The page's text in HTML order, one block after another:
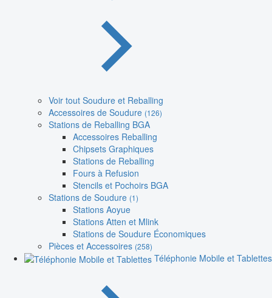
Voir tout Soudure et Reballing
Accessoires de Soudure (126)
Stations de Reballing BGA
Accessoires Reballing
Chipsets Graphiques
Stations de Reballing
Fours à Refusion
Stencils et Pochoirs BGA
Stations de Soudure (1)
Stations Aoyue
Stations Atten et Mlink
Stations de Soudure Économiques
Pièces et Accessoires (258)
Téléphonie Mobile et Tablettes